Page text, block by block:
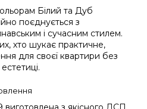
Білий та Дуб
поєднується з
і сучасним стилем.
хто шукає практичне,
для своєї квартири без